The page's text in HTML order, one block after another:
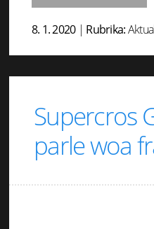
8. 1. 2020 | Rubrika:
Supercros
parle woa